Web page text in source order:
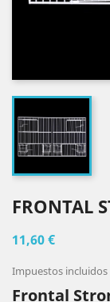
FRONTAL
11,60 €
Impuestos incluidos
Frontal